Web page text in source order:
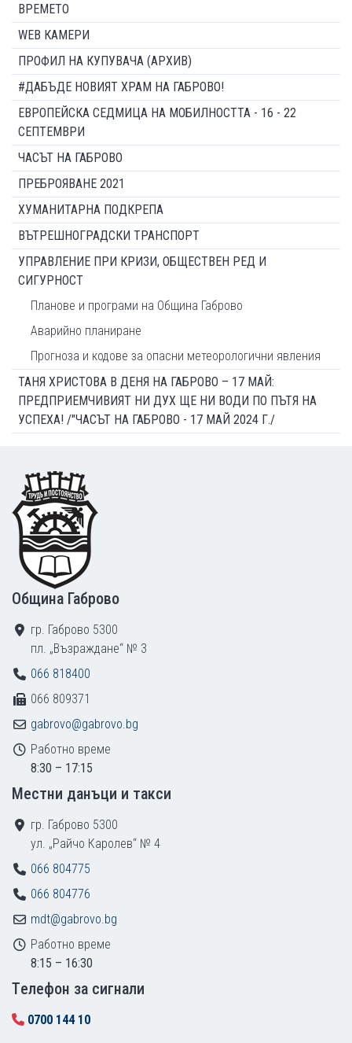
ВРЕМЕТО
WEB КАМЕРИ
ПРОФИЛ НА КУПУВАЧА (АРХИВ)
#ДАБЪДЕ НОВИЯТ ХРАМ НА ГАБРОВО!
ЕВРОПЕЙСКА СЕДМИЦА НА МОБИЛНОСТТА - 16 - 22
СЕПТЕМВРИ
ЧАСЪТ НА ГАБРОВО
ПРЕБРОЯВАНЕ 2021
ХУМАНИТАРНА ПОДКРЕПА
ВЪТРЕШНОГРАДСКИ ТРАНСПОРТ
УПРАВЛЕНИЕ ПРИ КРИЗИ, ОБЩЕСТВЕН РЕД И
СИГУРНОСТ
Планове и програми на Община Габрово
Аварийно планиране
Прогноза и кодове за опасни метеорологични явления
ТАНЯ ХРИСТОВА В ДЕНЯ НА ГАБРОВО – 17 МАЙ:
ПРЕДПРИЕМЧИВИЯТ НИ ДУХ ЩЕ НИ ВОДИ ПО ПЪТЯ НА
УСПЕХА! /"ЧАСЪТ НА ГАБРОВО - 17 МАЙ 2024 Г./
Footer
Община Габрово
гр. Габрово 5300
пл. „Възраждане“ № 3
066 818400
066 809371
gabrovo@gabrovo.bg
Работно време
8:30 – 17:15
Местни данъци и такси
гр. Габрово 5300
ул. „Райчо Каролев“ № 4
066 804775
066 804776
mdt@gabrovo.bg
Работно време
8:15 – 16:30
Tелефон за сигнали
0700 144 10